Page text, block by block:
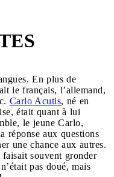
En plus de
le français, l’allemand,
Carlo Acutis, né en
était quant à lui
le jeune Carlo,
réponse aux questions
une chance aux autres.
souvent gronder
pas doué, mais